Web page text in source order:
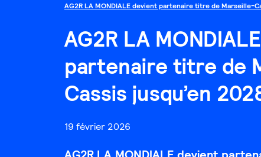
AG2R LA MONDIALE devient partenaire titre de Marseille-
AG2R LA
partenaire titre de
Cassis jusqu’en
19 février 2026